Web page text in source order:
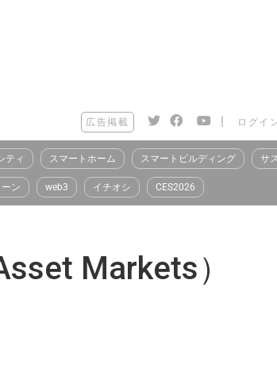
広告掲載 | ログイ
ティ スマートホーム スマートビルディング サ
ーン web3 イチオシ CES2026
Markets）